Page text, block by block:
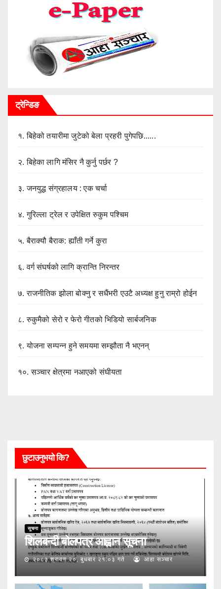
ट्रेन्डिङ
१.बिहेको तयारीमा जुटेको बेला प्रहरी पुगेपछि......
२.बिहेका लागि मंसिर नै कुर्नु पर्छर ?
३.जनयुद्ध संग्रहालय : एक चर्चा
४.गुरिल्ला ट्रेल र उपेक्षित रुकुम पश्चिम
५.बैराक्यौ बैराक: ह्याँती गर्ने कुरा
६.वर्ग संघर्षको लागि क्रान्ति निरन्तर
७.राजनीतिक झोला बोक्नु र सधैंभरी एउटै अध्यक्ष हुनु राम्रो होईन
८.रुकुमैको सेरो र फेरो गीतको भिडियो सार्बजनिक
९.योजना सम्पन्न हुने समयमा सम्झौता नै भएनन्
१०.सञ्चार क्षेत्रमा नआएको संघीयता
छुटाउनुभयो कि?
सूचना
शिलबन्दी बोलपत्र आह्वान सूचना
२०८३ श्रावण २०, बुधबार २१:०३ गते आहा सञ्चार